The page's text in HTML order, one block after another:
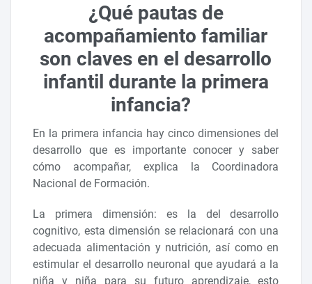
¿Qué pautas de
acompañamiento familiar
son claves en el desarrollo
infantil durante la primera
infancia?
En la primera infancia hay cinco dimensiones del
desarrollo que es importante conocer y saber
cómo acompañar, explica la Coordinadora
Nacional de Formación.
La primera dimensión: es la del desarrollo
cognitivo, esta dimensión se relacionará con una
adecuada alimentación y nutrición, así como en
estimular el desarrollo neuronal que ayudará a la
niña y niña para su futuro aprendizaje, esto